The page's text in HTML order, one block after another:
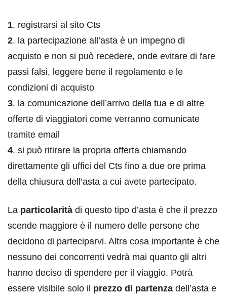
1. registrarsi al sito Cts
2. la partecipazione all’asta è un impegno di
acquisto e non si può recedere, onde evitare di fare
passi falsi, leggere bene il regolamento e le
condizioni di acquisto
3. la comunicazione dell’arrivo della tua e di altre
offerte di viaggiatori come verranno comunicate
tramite email
4. si può ritirare la propria offerta chiamando
direttamente gli uffici del Cts fino a due ore prima
della chiusura dell’asta a cui avete partecipato.
La particolarità di questo tipo d’asta è che il prezzo
scende maggiore è il numero delle persone che
decidono di parteciparvi. Altra cosa importante è che
nessuno dei concorrenti vedrà mai quanto gli altri
hanno deciso di spendere per il viaggio. Potrà
essere visibile solo il prezzo di partenza dell’asta e